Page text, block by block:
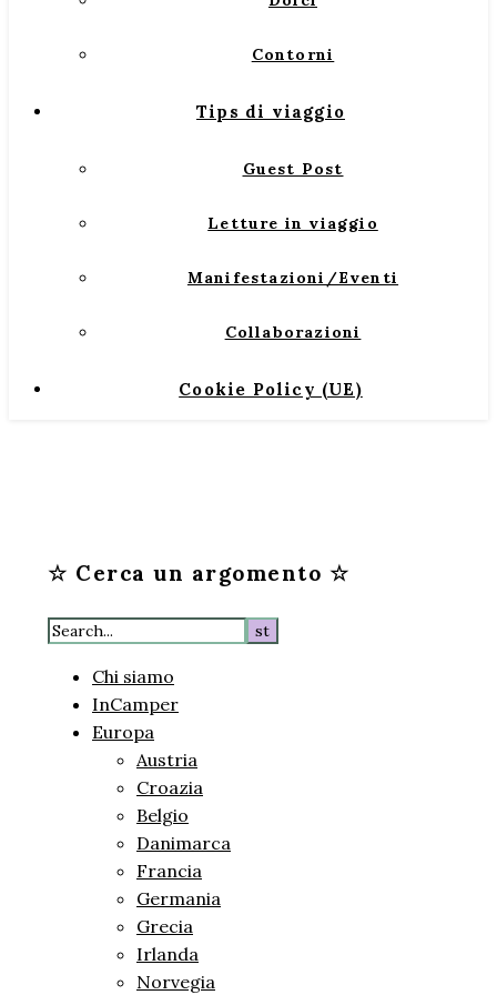
Contorni
Tips di viaggio
Guest Post
Letture in viaggio
Manifestazioni/Eventi
Collaborazioni
Cookie Policy (UE)
☆ Cerca un argomento ☆
Chi siamo
InCamper
Europa
Austria
Croazia
Belgio
Danimarca
Francia
Germania
Grecia
Irlanda
Norvegia